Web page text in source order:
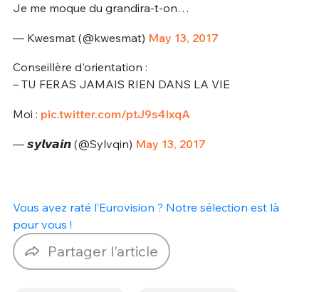
Je me moque du grandira-t-on…
— Kwesmat (@kwesmat) May 13, 2017
Conseillère d'orientation :
– TU FERAS JAMAIS RIEN DANS LA VIE
Moi : pic.twitter.com/ptJ9s4IxqA
— 𝙨𝙮𝙡𝙫𝙖𝙞𝙣 (@Sylvqin) May 13, 2017
Vous avez raté l’Eurovision ? Notre sélection est là
pour vous !
Partager l'article